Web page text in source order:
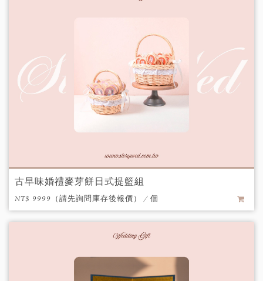
古早味婚禮麥芽餅日式提籃組
NT$ 9999（請先詢問庫存後報價） / 個